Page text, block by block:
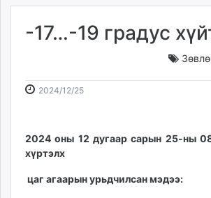
Бизнес ААН
Төрийн
dorgio.mn
news.mn
zindaa.mn
Baabar.mn
-17…-19 градус
2024/12/252024-
09:05:03
2026-
21:29:52
2024 оны 12 дугаар сарын 25-ны
хүртэлх
цаг агаарын урьдчилсан мэдээ: